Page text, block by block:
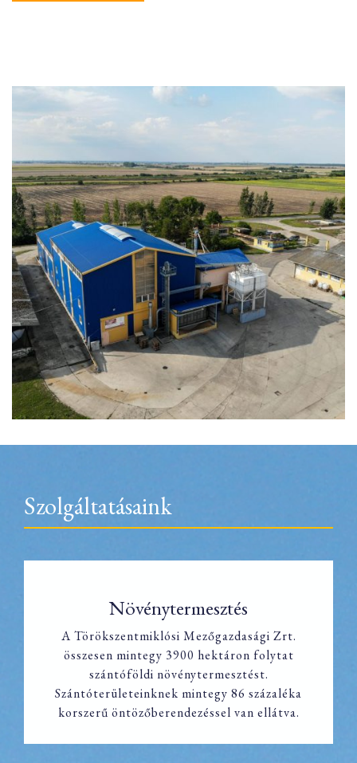
Szolgáltatásaink
Növénytermesztés
Növénytermesztés
A Törökszentmiklósi Mezőgazdasági Zrt.
összesen mintegy 3900 hektáron folytat
szántóföldi növénytermesztést.
Szántóterületeinknek mintegy 86 százaléka
korszerű öntözőberendezéssel van ellátva.